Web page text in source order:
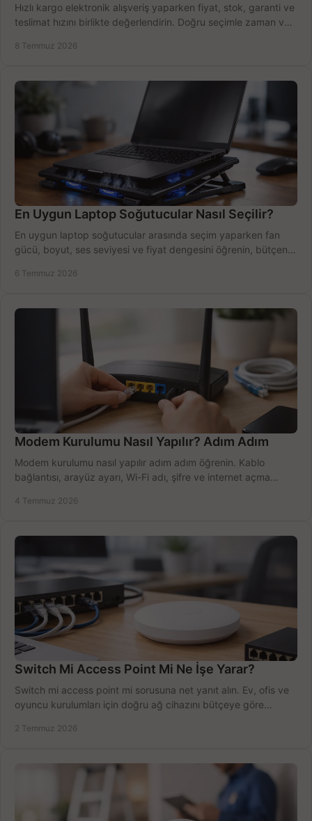
Hızlı kargo elektronik alışveriş yaparken fiyat, stok, garanti ve
teslimat hızını birlikte değerlendirin. Doğru seçimle zaman ve
8 Temmuz 2026
En Uygun Laptop Soğutucular Nasıl Seçilir?
En uygun laptop soğutucular arasında seçim yaparken fan
gücü, boyut, ses seviyesi ve fiyat dengesini öğrenin, bütçenizi
6 Temmuz 2026
Modem Kurulumu Nasıl Yapılır? Adım Adım
Modem kurulumu nasıl yapılır adım adım öğrenin. Kablo
bağlantısı, arayüz ayarı, Wi-Fi adı, şifre ve internet açma
4 Temmuz 2026
Switch Mi Access Point Mi Ne İşe Yarar?
Switch mi access point mi sorusuna net yanıt alın. Ev, ofis ve
oyuncu kurulumları için doğru ağ cihazını bütçeye göre
2 Temmuz 2026